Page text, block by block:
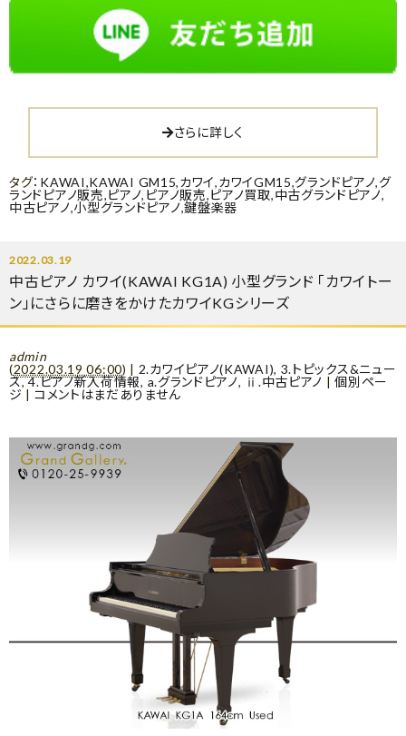
さらに詳しく
タグ： KAWAI,KAWAI GM15,カワイ,カワイGM15,グランドピアノ,グ
ランドピアノ販売,ピアノ, ピアノ販売,ピアノ買取,中古グランドピアノ,
中古ピアノ,小型グランドピアノ,鍵盤楽器
2022.03.19
中古ピアノ カワイ(KAWAI KG1A) 小型グランド 「カワイトー
ン」にさらに磨きをかけたカワイKGシリーズ
admin
(2022.03.19 06:00) | 2.カワイピアノ(KAWAI), 3.トピックス&ニュー
ス,4.ピアノ新入荷情報, a.グランドピアノ, ⅱ.中古ピアノ |個別ペー
ジ | コメントはまだありません